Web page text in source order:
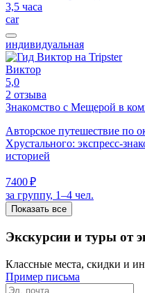
3,5 часа
car
индивидуальная
Виктор
5,0
2 отзыва
Знакомство с Мещерой в
Авторское путешествие по
Хрустального: экспресс-
историей
7400 ₽
за группу, 1–4 чел.
Показать все
Экскурсии и туры от
Классные места, скидки и
Пример письма